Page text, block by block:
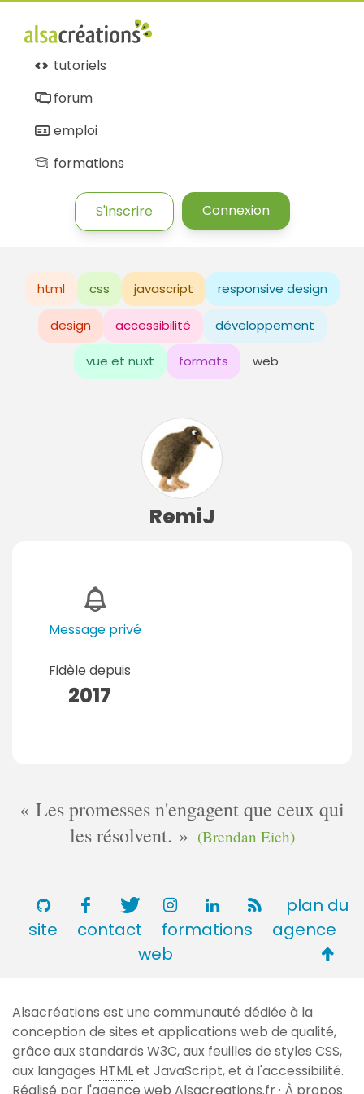
tutoriels
forum
emploi
formations
S'inscrire Connexion
html css javascript responsive design
design accessibilité développement
vue et nuxt formats web
RemiJ
Message privé
Fidèle depuis
2017
Les promesses n'engagent que ceux qui
les résolvent.
(Brendan Eich)
plan du
site
contact formations
agence
web
de
page
Alsacréations est une communauté dédiée à la
conception de sites et applications web de qualité,
grâce aux standards W3C, aux feuilles de styles CSS,
aux langages HTMLet JavaScript, et à l'accessibilité.